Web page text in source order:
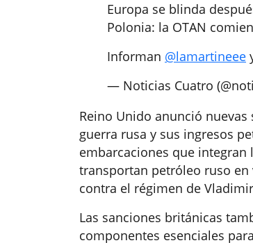
Europa se blinda
Polonia: la OTAN
Informan @lamartineee
— Noticias Cuatro
Reino Unido anunció
guerra rusa y sus ingresos
embarcaciones que integran
transportan petróleo ruso en
contra el régimen de
Las sanciones británicas
componentes esenciales